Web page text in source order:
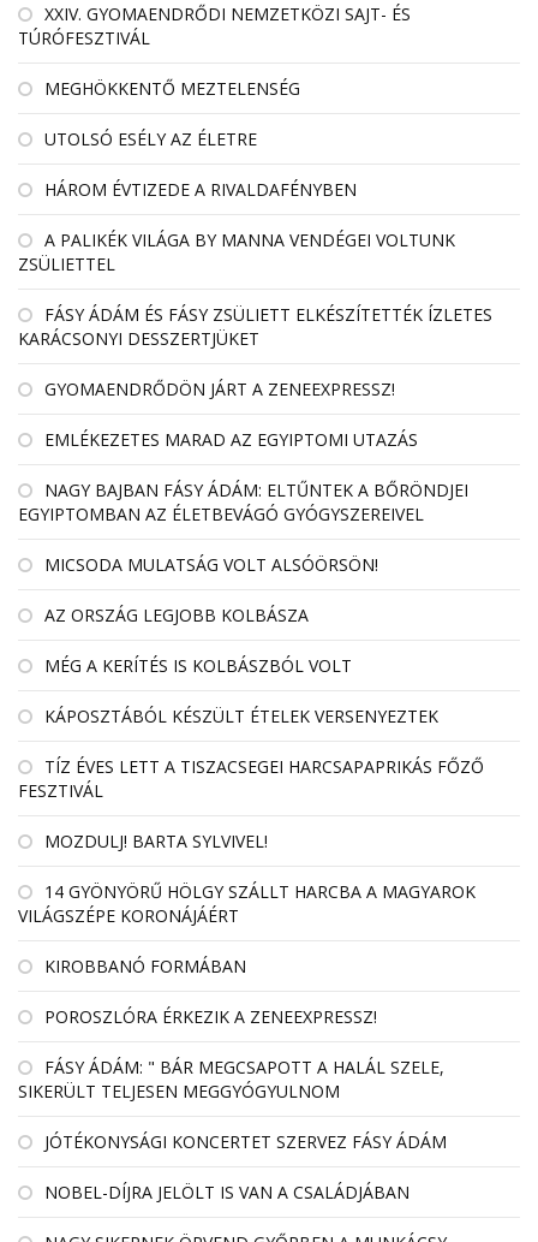
XXIV. GYOMAENDRŐDI NEMZETKÖZI SAJT- ÉS
TÚRÓFESZTIVÁL
MEGHÖKKENTŐ MEZTELENSÉG
UTOLSÓ ESÉLY AZ ÉLETRE
HÁROM ÉVTIZEDE A RIVALDAFÉNYBEN
A PALIKÉK VILÁGA BY MANNA VENDÉGEI VOLTUNK
ZSÜLIETTEL
FÁSY ÁDÁM ÉS FÁSY ZSÜLIETT ELKÉSZÍTETTÉK ÍZLETES
KARÁCSONYI DESSZERTJÜKET
GYOMAENDRŐDÖN JÁRT A ZENEEXPRESSZ!
EMLÉKEZETES MARAD AZ EGYIPTOMI UTAZÁS
NAGY BAJBAN FÁSY ÁDÁM: ELTŰNTEK A BŐRÖNDJEI
EGYIPTOMBAN AZ ÉLETBEVÁGÓ GYÓGYSZEREIVEL
MICSODA MULATSÁG VOLT ALSÓÖRSÖN!
AZ ORSZÁG LEGJOBB KOLBÁSZA
MÉG A KERÍTÉS IS KOLBÁSZBÓL VOLT
KÁPOSZTÁBÓL KÉSZÜLT ÉTELEK VERSENYEZTEK
TÍZ ÉVES LETT A TISZACSEGEI HARCSAPAPRIKÁS FŐZŐ
FESZTIVÁL
MOZDULJ! BARTA SYLVIVEL!
14 GYÖNYÖRŰ HÖLGY SZÁLLT HARCBA A MAGYAROK
VILÁGSZÉPE KORONÁJÁÉRT
KIROBBANÓ FORMÁBAN
POROSZLÓRA ÉRKEZIK A ZENEEXPRESSZ!
FÁSY ÁDÁM: " BÁR MEGCSAPOTT A HALÁL SZELE,
SIKERÜLT TELJESEN MEGGYÓGYULNOM
JÓTÉKONYSÁGI KONCERTET SZERVEZ FÁSY ÁDÁM
NOBEL-DÍJRA JELÖLT IS VAN A CSALÁDJÁBAN